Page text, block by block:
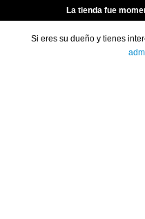
La tienda fue
Si eres su dueño y tienes